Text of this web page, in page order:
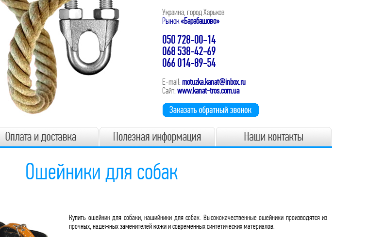
Украина, город Харьков
Рынок«Барабашово»
050 728-00-14
068 538-42-69
066 014-89-54
E-mail: motuzka.kanat@inbox.ru
Сайт: www.kanat-tros.com.ua
Ошейники для собак
Купить ошейник для собаки, нашийники для собак. Высококачественные ошейники производятся из
прочных, надежных заменителей кожи и современных синтетических материалов.